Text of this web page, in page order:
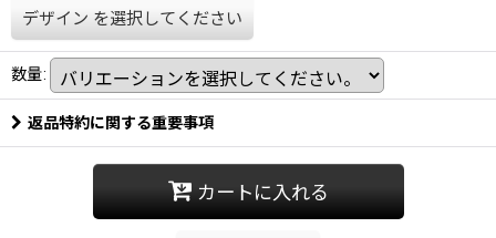
デザイン を選択してください
数量:
返品特約に関する重要事項
カートに入れる